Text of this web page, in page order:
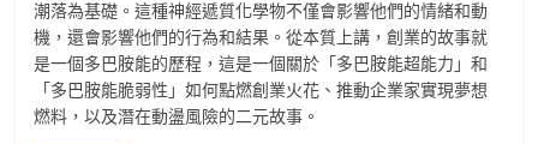
潮落為基礎。這種神經遞質化學物不僅會影響他們的情緒和動
機，還會影響他們的行為和結果。從本質上講，創業的故事就
是一個多巴胺能的歷程，這是一個關於「多巴胺能超能力」和
「多巴胺能脆弱性」如何點燃創業火花、推動企業家實現夢想
燃料，以及潛在動盪風險的二元故事。